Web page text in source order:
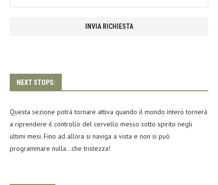
NEXT STOPS:
Questa sezione potrà tornare attiva quando il mondo intero tornerà
a riprendere il controllo del cervello messo sotto spirito negli
ultimi mesi. Fino ad allora si naviga a vista e non si può
programmare nulla…che tristezza!